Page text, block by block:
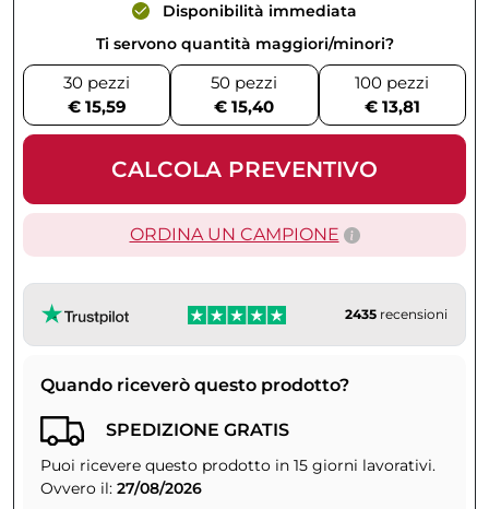
Disponibilità immediata
Ti servono quantità maggiori/minori?
30 pezzi
€ 15,59
50 pezzi
€ 15,40
100 pezzi
€ 13,81
CALCOLA PREVENTIVO
ORDINA UN CAMPIONE
2435 recensioni
Quando riceverò questo prodotto?
SPEDIZIONE GRATIS
Puoi ricevere questo prodotto in 15 giorni lavorativi.
Ovvero il: 27/08/2026